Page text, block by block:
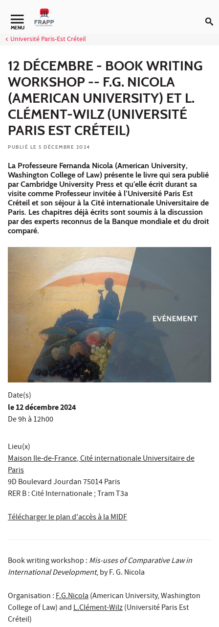
Aller au contenu
Navigation secondaire
MENU
Université Paris-Est Créteil
12 DÉCEMBRE - BOOK WRITING
WORKSHOP -- F.G. NICOLA
(AMERICAN UNIVERSITY) ET L.
CLÉMENT-WILZ (UNIVERSITÉ
PARIS EST CRÉTEIL)
PUBLIÉ LE 5 DÉCEMBRE 2024
La Professeure Fernanda Nicola (American University,
Washington College of Law) présente le livre qui sera publié
par Cambridge University Press et qu’elle écrit durant sa
visite comme Professeur invitée à l’Université Paris Est
Créteil et son séjour à la Cité internationale Universitaire de
Paris. Les chapitres déjà écrits sont soumis à la discussion
par des experts reconnus de la Banque mondiale et du droit
comparé.
Date(s)
le12 décembre 2024
De 9h à 12h00
Lieu(x)
Maison Ile-de-France, Cité internationale Universitaire de
Paris
9D Boulevard Jourdan 75014 Paris
RER B : Cité Internationale ; Tram T3a
Télécharger le plan d'accès à la MIDF
Book writing workshop : Mis-uses of Comparative Law in
International Development, by F. G. Nicola
Organisation :F.G.Nicola(American University, Washington
College of Law) andL.Clément-Wilz(Université Paris Est
Créteil)